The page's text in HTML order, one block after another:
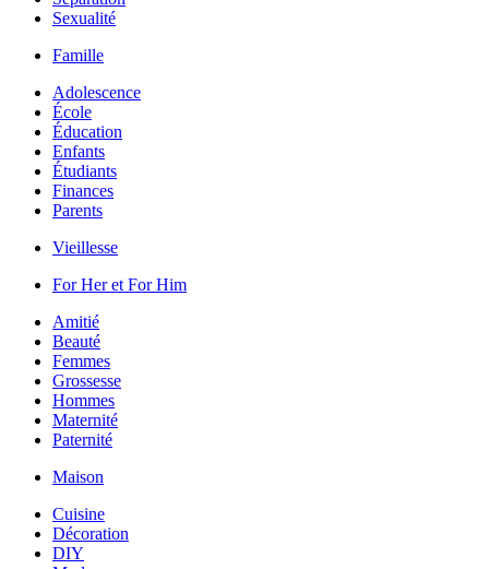
Sexualité
Famille
Adolescence
École
Éducation
Enfants
Étudiants
Finances
Parents
Vieillesse
For Her et For Him
Amitié
Beauté
Femmes
Grossesse
Hommes
Maternité
Paternité
Maison
Cuisine
Décoration
DIY